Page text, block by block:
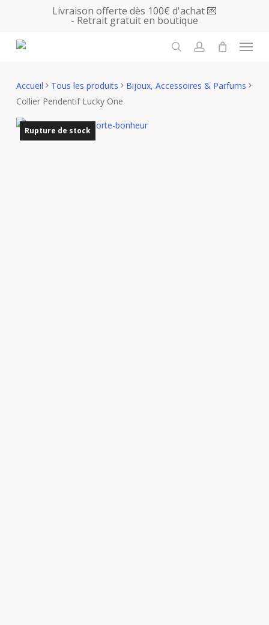
main
Livraison offerte dès 100€ d'achat 💌
- Retrait gratuit en boutique
Menu
Accueil Tous les produits
Bijoux, Accessoires & Parfums
Collier Pendentif Lucky One
Rupture de stock